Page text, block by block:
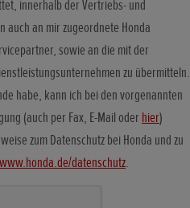
innerhalb der Vertriebs- und
auch an mir zugeordnete Honda
sowie an die mit der
zu übermitteln.
habe, kann ich bei den vorgenannten
(auch per Fax, E-Mail oder hier)
zum Datenschutz bei Honda und zu
www.honda.de/datenschutz.